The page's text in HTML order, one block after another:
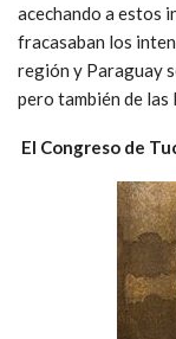
acechando a estos
fracasaban los
región y Paraguay
pero también de las
El Congreso de